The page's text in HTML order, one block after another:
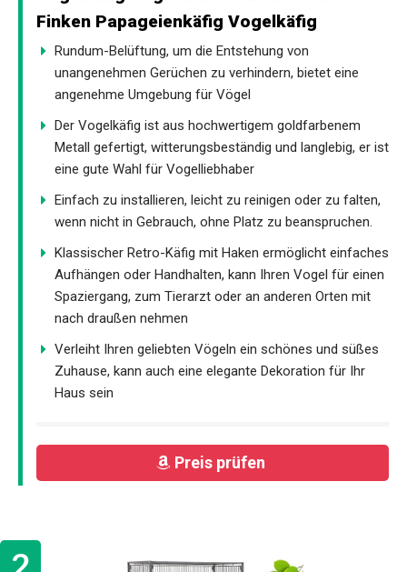
Finken Papageienkäfig Vogelkäfig
Rundum-Belüftung, um die Entstehung von
unangenehmen Gerüchen zu verhindern, bietet eine
angenehme Umgebung für Vögel
Der Vogelkäfig ist aus hochwertigem goldfarbenem
Metall gefertigt, witterungsbeständig und langlebig, er ist
eine gute Wahl für Vogelliebhaber
Einfach zu installieren, leicht zu reinigen oder zu falten,
wenn nicht in Gebrauch, ohne Platz zu beanspruchen.
Klassischer Retro-Käfig mit Haken ermöglicht einfaches
Aufhängen oder Handhalten, kann Ihren Vogel für einen
Spaziergang, zum Tierarzt oder an anderen Orten mit
nach draußen nehmen
Verleiht Ihren geliebten Vögeln ein schönes und süßes
Zuhause, kann auch eine elegante Dekoration für Ihr
Haus sein
Preis prüfen